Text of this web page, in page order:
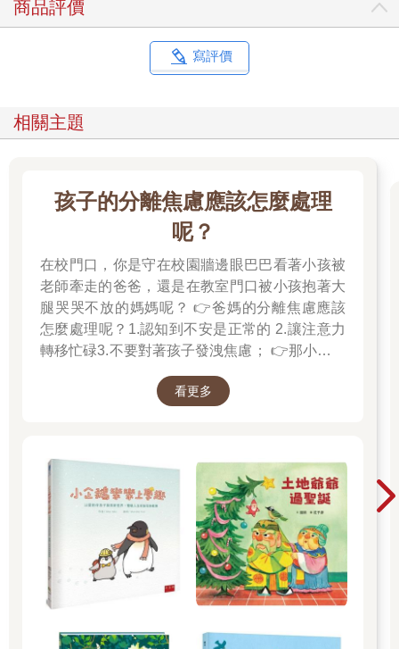
代價，因為瑞斗家的廚娘戲劇化地現身酒吧，對著在瞬間變得鴉
雀無聲的群眾宣布，警方剛剛逮捕了名叫法蘭克．布萊斯的男
「法蘭克！」有好幾個人喊道，「不會吧！」
始極度厭惡人群與喧鬧聲。從此，就一直待在瑞斗家工作。
才對那群急著想聽八卦的村民們表示，「根本就是很不友善。我
敢打包票，要是我想請他喝杯茶的話，少說也得問上幾百次。從
來就不喜歡跟別人打交道，他就是這樣。」
「哎呀，這我可要說句話，」一名坐在吧台前的女人說，「法蘭
克打過一場艱苦的戰爭呀，所以他當然喜歡過平靜的生活嘛，沒
道理就為了──」
「那妳倒是說說看，除了他還有誰會有後門的鑰匙？」廚娘大
吼，「我可是記得清清楚楚，園丁的小屋後面，就掛了一把備用
鑰匙！而且昨晚大門又沒被撞開！窗戶也沒被打破！法蘭克只要
村民臉色陰沉地互使眼色。
「我老早就覺得，那傢伙看起來很不順眼，果真沒錯。」吧台前
表示。
「我不是早就告訴過你，我絕對不敢去招惹法蘭克的嗎？對不對
呀！小點？」角落一名滿臉興奮的女人說。
「脾氣壞透囉，」小點熱烈地點頭附和道，「我記得他小時
候……」
到了第二天早上，小漢果頓的村民們幾乎全都認定，法蘭克．布
萊斯就是謀殺瑞斗一家的兇手。
但是，在鄰鎮的大漢果頓，陰暗污穢的警察局裡，法蘭克卻一遍
家死亡當天，他在房子附近唯一看到的，是個他從來沒見過的陌
商品評價
寫評價
相關主題
孩子的分離焦慮應該怎麼處理
呢？
在校門口，你是守在校園牆邊眼巴巴看著小孩被
老師牽走的爸爸，還是在教室門口被小孩抱著大
腿哭哭不放的媽媽呢？ 👉爸媽的分離焦慮應該
怎麼處理呢？1.認知到不安是正常的 2.讓注意力
轉移忙碌3.不要對著孩子發洩焦慮； 👉那小朋友
也許是熟悉的玩偶增加安全感 2.與孩子分開時請
孩子一起迎接成長的過程！真是太好了！ 🎉金石
堂開學季！爸媽好輕鬆教你一站購足！文具、書
包、書套參展品全面5折起！👉文具滿777送80
元電子禮券 👉全站商品滿1200回饋4%金幣
看更多